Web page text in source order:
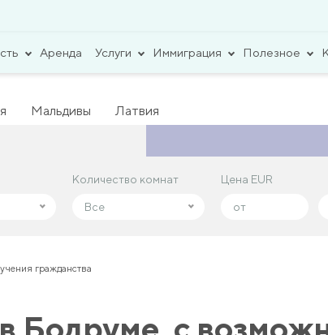
Аренда Услуги Иммиграция Полезное
Мальдивы
Латвия
Количество комнат
Все
Цена EUR
Количество комнат
Все
Цена EUR
гражданства